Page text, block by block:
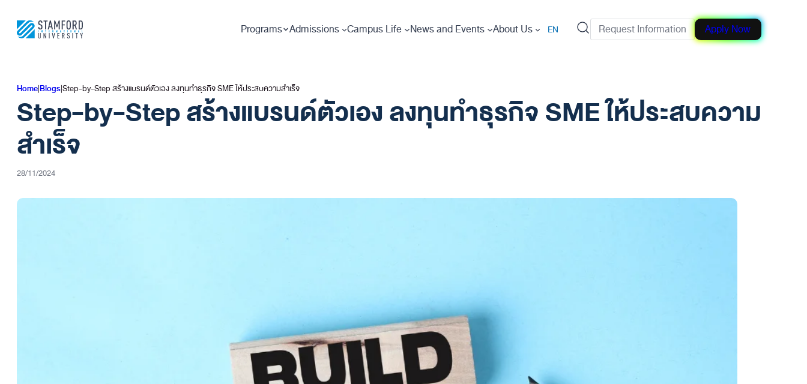
content
Programs Admissions Campus Life News and Events About Us EN Request Information Apply Now
Home|Blogs|Step-by-Step สร้างแบรนด์ตัวเอง ลงทุนทำธุรกิจ SME ให้ประสบความสำเร็จ
Step-by-Stepสร้างแบรนด์ตัวเองลงทุนทำธุรกิจ SME ให้ประสบความ
สำเร็จ
28/11/2024